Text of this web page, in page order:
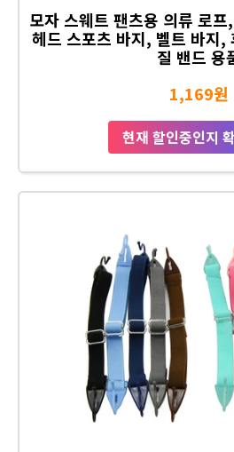
모자 스웨트 팬츠용 의류 로
헤드 스포츠 바지, 벨트 바지,
질 밴드 용
1,169원
현재 할인중인지